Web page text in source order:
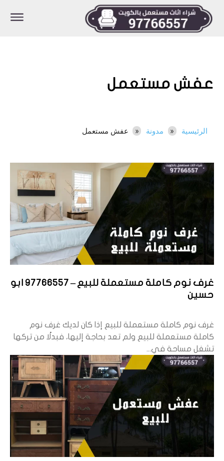
عفش مستعمل
الرئيسية مدونة عفش مستعمل
غرف نوم كاملة مستعملة للبيع – 97766557 ابو
حسين
غرف نوم كاملة مستعملة للبيع إذا كان لديك غرف نوم
كاملة مستعملة للبيع ولم تعد بحاجة إليها، فبدلًا من تركها
تشغل مساحة في...